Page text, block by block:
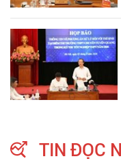
TIN ĐỌC